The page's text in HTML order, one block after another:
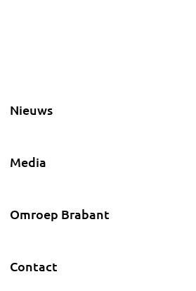
Nieuws
Media
Omroep Brabant
Contact